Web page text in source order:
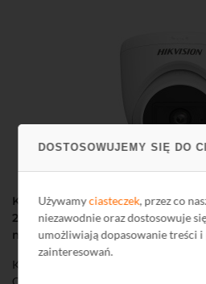
DOSTOSOWUJEMY SIĘ DO
Używamyciasteczek, przez co
niezawodnie oraz dostosowuje
umożliwiają dopasowanie treści
zainteresowań.
Kamera 4 w 1 kopułowa
2CE76K0T-LPFS (5 Mpix, 2,8
m, św. białe 20 m)
Kamera kopułowa, wewnętrzna,